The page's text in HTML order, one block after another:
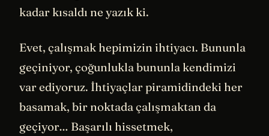
kadar kısaldı ne yazık ki.
Evet, çalışmak hepimizin ihtiyacı. Bununla
geçiniyor, çoğunlukla bununla kendimizi
var ediyoruz. İhtiyaçlar piramidindeki her
basamak, bir noktada çalışmaktan da
geçiyor… Başarılı hissetmek,